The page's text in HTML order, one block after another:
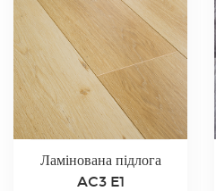
Ламінована підлога
AC3 E1